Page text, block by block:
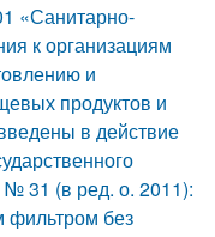
«Санитарно-
к организациям
и
продуктов и
в действие
31 (в ред. о. 2011):
фильтром без